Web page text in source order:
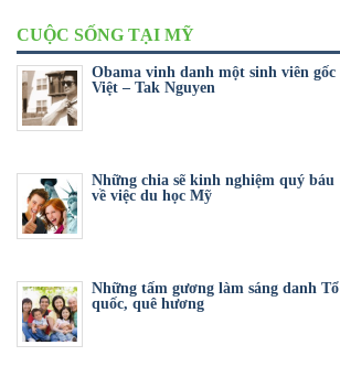
CUỘC SỐNG TẠI MỸ
Obama vinh danh một sinh viên gốc
Việt – Tak Nguyen
Những chia sẽ kinh nghiệm quý báu
về việc du học Mỹ
Những tấm gương làm sáng danh Tổ
quốc, quê hương